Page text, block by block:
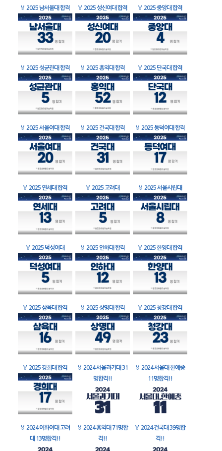
🏅 2025 남서울대 합격 🏅 2025 성신여대 합격 🏅 2025 중앙대 합격
🏅 2025 성균관대 합격 🏅 2025 홍익대 합격 🏅 2025 단국대 합격
🏅 2025 서울여대 합격 🏅 2025 건국대 합격 🏅 2025 동덕여대 합격
🏅 2025 연세대 합격 🏅 2025 고려대 🏅 2025 서울시립대
🏅 2025 덕성여대 🏅 2025 인하대 합격 🏅 2025 한양대 합격
🏅 2025 삼육대 합격 🏅 2025 상명대 합격 🏅 2025 청강대 합격
🏅 2025 경희대 합격 🏅 2024 서울과기대 31
명합격!!
🏅 2024 서울대 한예종
11명합격!!
🏅 2024 이화여대 고려
대 13명합격!!
🏅 2024 홍익대 71명합
격!!
🏅 2024 건국대 39명합
격!!